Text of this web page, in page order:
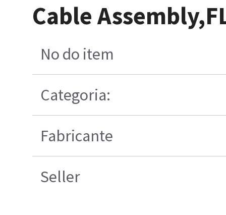
Cable
No do item
Categoria:
Fabricante
Seller